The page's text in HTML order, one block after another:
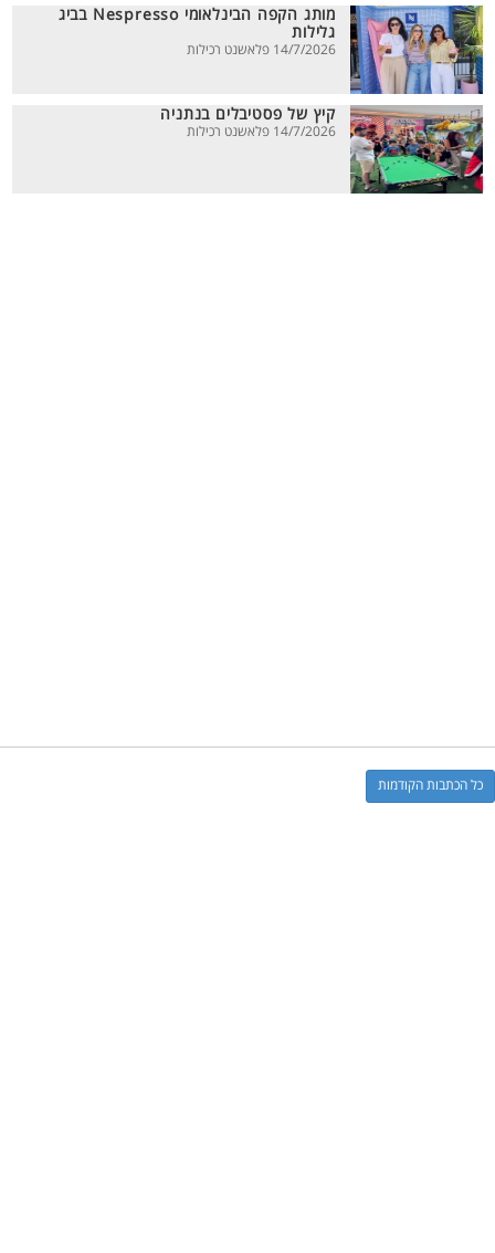
מותג הקפה הבינלאומי Nespresso בביג
גלילות
14/7/2026 פלאשנט רכילות
קיץ של פסטיבלים בנתניה
14/7/2026 פלאשנט רכילות
כל הכתבות הקודמות